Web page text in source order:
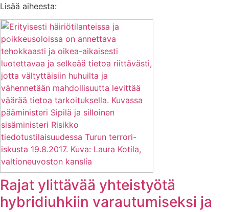
Lisää aiheesta:
Rajat ylittävää yhteistyötä
hybridiuhkiin varautumiseksi ja